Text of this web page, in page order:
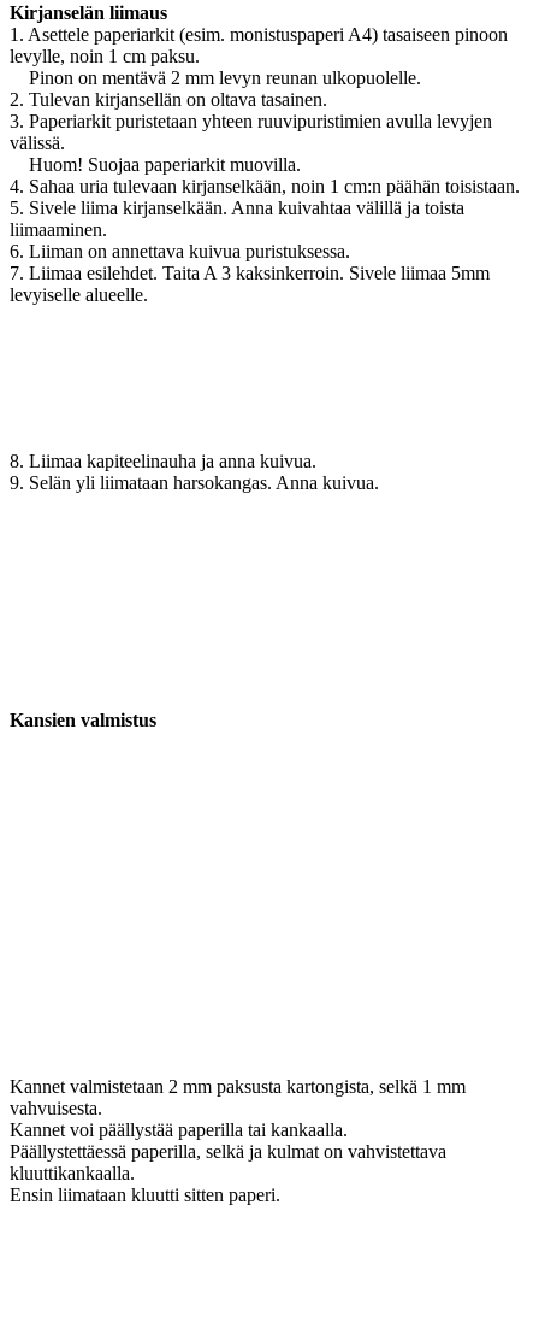
Kirjanselän liimaus
1. Asettele paperiarkit (esim. monistuspaperi A4) tasaiseen pinoon
levylle, noin 1 cm paksu.
Pinon on mentävä 2 mm levyn reunan ulkopuolelle.
2. Tulevan kirjansellän on oltava tasainen.
3. Paperiarkit puristetaan yhteen ruuvipuristimien avulla levyjen
välissä.
Huom! Suojaa paperiarkit muovilla.
4. Sahaa uria tulevaan kirjanselkään, noin 1 cm:n päähän toisistaan.
5. Sivele liima kirjanselkään. Anna kuivahtaa välillä ja toista
liimaaminen.
6. Liiman on annettava kuivua puristuksessa.
7. Liimaa esilehdet. Taita A 3 kaksinkerroin. Sivele liimaa 5mm
levyiselle alueelle.
8. Liimaa kapiteelinauha ja anna kuivua.
9. Selän yli liimataan harsokangas. Anna kuivua.
Kansien valmistus
Kannet valmistetaan 2 mm paksusta kartongista, selkä 1 mm
vahvuisesta.
Kannet voi päällystää paperilla tai kankaalla.
Päällystettäessä paperilla, selkä ja kulmat on vahvistettava
kluuttikankaalla.
Ensin liimataan kluutti sitten paperi.